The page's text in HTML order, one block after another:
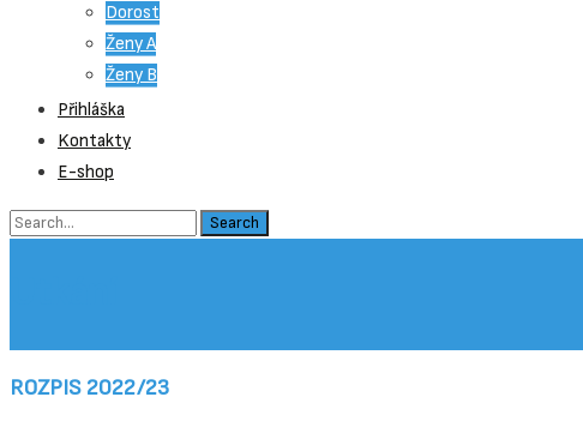
Dorost
Ženy A
Ženy B
Přihláška
Kontakty
E-shop
Search
ROZPIS 2022/23